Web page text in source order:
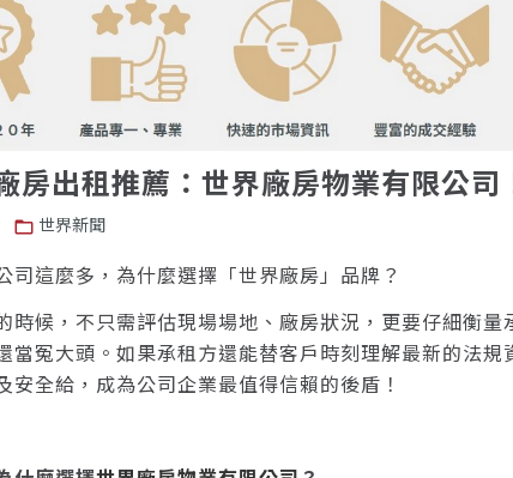
房出租推薦：世界廠房物業有限公司
世界新聞
司這麼多，為什麼選擇「世界廠房」品牌？
時候，不只需評估現場場地、廠房狀況，更要仔細衡量
當冤大頭。如果承租方還能替客戶時刻理解最新的法規
安全給，成為公司企業最值得信賴的後盾！